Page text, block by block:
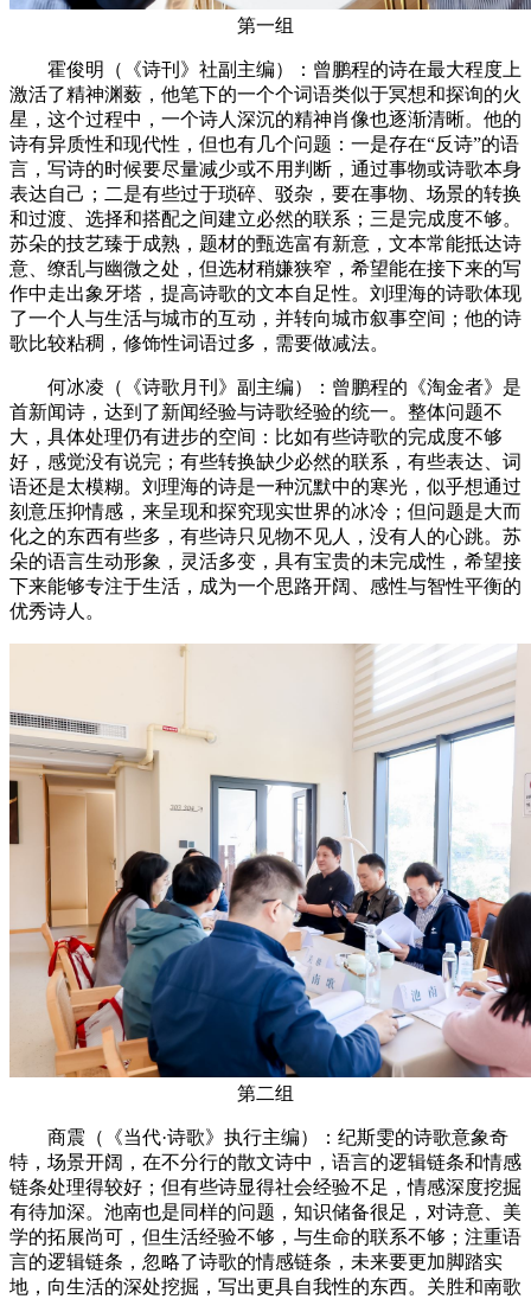
第一组
霍俊明（《诗刊》社副主编）：曾鹏程的诗在最大程度上
激活了精神渊薮，他笔下的一个个词语类似于冥想和探询的火
星，这个过程中，一个诗人深沉的精神肖像也逐渐清晰。他的
诗有异质性和现代性，但也有几个问题：一是存在“反诗”的语
言，写诗的时候要尽量减少或不用判断，通过事物或诗歌本身
表达自己；二是有些过于琐碎、驳杂，要在事物、场景的转换
和过渡、选择和搭配之间建立必然的联系；三是完成度不够。
苏朵的技艺臻于成熟，题材的甄选富有新意，文本常能抵达诗
意、缭乱与幽微之处，但选材稍嫌狭窄，希望能在接下来的写
作中走出象牙塔，提高诗歌的文本自足性。刘理海的诗歌体现
了一个人与生活与城市的互动，并转向城市叙事空间；他的诗
歌比较粘稠，修饰性词语过多，需要做减法。
何冰凌（《诗歌月刊》副主编）：曾鹏程的《淘金者》是
首新闻诗，达到了新闻经验与诗歌经验的统一。整体问题不
大，具体处理仍有进步的空间：比如有些诗歌的完成度不够
好，感觉没有说完；有些转换缺少必然的联系，有些表达、词
语还是太模糊。刘理海的诗是一种沉默中的寒光，似乎想通过
刻意压抑情感，来呈现和探究现实世界的冰冷；但问题是大而
化之的东西有些多，有些诗只见物不见人，没有人的心跳。苏
朵的语言生动形象，灵活多变，具有宝贵的未完成性，希望接
下来能够专注于生活，成为一个思路开阔、感性与智性平衡的
优秀诗人。
第二组
商震（《当代·诗歌》执行主编）：纪斯雯的诗歌意象奇
特，场景开阔，在不分行的散文诗中，语言的逻辑链条和情感
链条处理得较好；但有些诗显得社会经验不足，情感深度挖掘
有待加深。池南也是同样的问题，知识储备很足，对诗意、美
学的拓展尚可，但生活经验不够，与生命的联系不够；注重语
言的逻辑链条，忽略了诗歌的情感链条，未来要更加脚踏实
地，向生活的深处挖掘，写出更具自我性的东西。关胜和南歌